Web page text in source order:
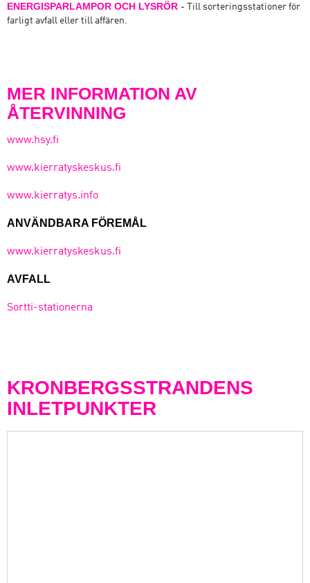
ENERGISPARLAMPOR OCH LYSRÖR - Till sorteringsstationer för
farligt avfall eller till affären.
MER INFORMATION AV
ÅTERVINNING
www.hsy.fi
www.kierratyskeskus.fi
www.kierratys.info
ANVÄNDBARA FÖREMÅL
www.kierratyskeskus.fi
AVFALL
Sortti-stationerna
KRONBERGSSTRANDENS
INLETPUNKTER